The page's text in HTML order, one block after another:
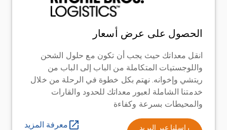
الحصول على عرض أسعار
انقل معداتك حيث يجب أن تكون مع حلول الشحن
واللوجستيات المتكاملة من الباب إلى الباب من
ريتشي وإخوانه. نهتم بكل خطوة في الرحلة من خلال
خدمتنا الشاملة لعبور معداتك للحدود والقارات
والمحيطات بسرعة وكفاءة
راسلنا عبر البريد
معرفة المزيد